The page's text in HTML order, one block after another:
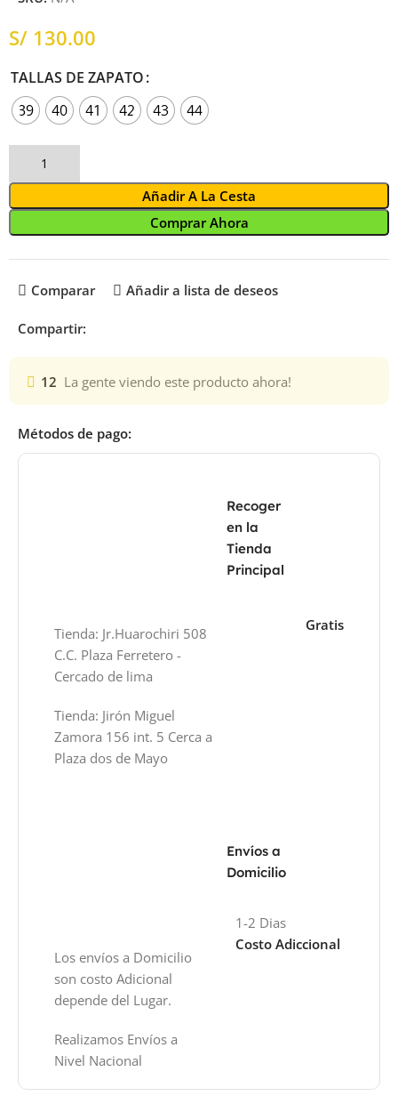
S/
TALLAS DE ZAPATO
39
40 41 42 43 44
Añadir A La Cesta
Comprar Ahora
Comparar Añadir a lista de deseos
Compartir:
12 La gente viendo este producto ahora!
Métodos de pago:
Recoger
en la
Tienda
Principal
Tienda: Jr.Huarochiri 508
C.C. Plaza Ferretero -
Cercado de lima
Tienda: Jirón Miguel
Zamora 156 int. 5 Cerca a
Plaza dos de Mayo
Gratis
Envíos a
Domicilio
Los envíos a Domicilio
son costo Adicional
depende del Lugar.
Realizamos Envíos a
Nivel Nacional
1-2 Dias
Costo Adiccional